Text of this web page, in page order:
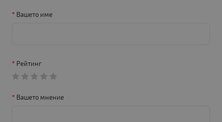
Вашето име
Рейтинг
Вашето мнение